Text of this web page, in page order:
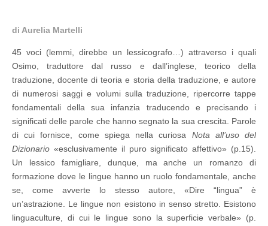
di Aurelia Martelli
45 voci (lemmi, direbbe un lessicografo…) attraverso i quali
Osimo, traduttore dal russo e dall’inglese, teorico della
traduzione, docente di teoria e storia della traduzione, e autore
di numerosi saggi e volumi sulla traduzione, ripercorre tappe
fondamentali della sua infanzia traducendo e precisando i
significati delle parole che hanno segnato la sua crescita. Parole
di cui fornisce, come spiega nella curiosa Nota all’uso del
Dizionario «esclusivamente il puro significato affettivo» (p.15).
Un lessico famigliare, dunque, ma anche un romanzo di
formazione dove le lingue hanno un ruolo fondamentale, anche
se, come avverte lo stesso autore, «Dire “lingua” è
un’astrazione. Le lingue non esistono in senso stretto. Esistono
linguaculture, di cui le lingue sono la superficie verbale» (p.